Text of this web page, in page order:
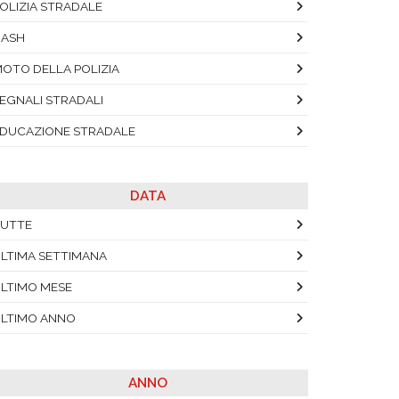
STRADALE
DELLA POLIZIA
STRADALI
STRADALE
DATA
SETTIMANA
MESE
ANNO
ANNO